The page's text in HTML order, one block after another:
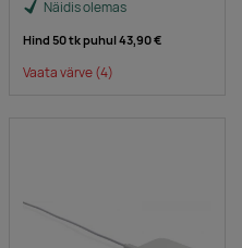
Näidis olemas
Hind 50 tk puhul43,90 €
Vaata värve(4)